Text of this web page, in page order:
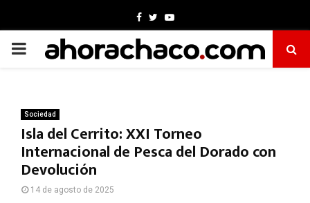
Facebook
TwitterYoutube
PRIMARY
Sociedad
Isla del Cerrito: XXI Torneo
Internacional de Pesca del Dorado con
Devolución
14 de agosto de 2025